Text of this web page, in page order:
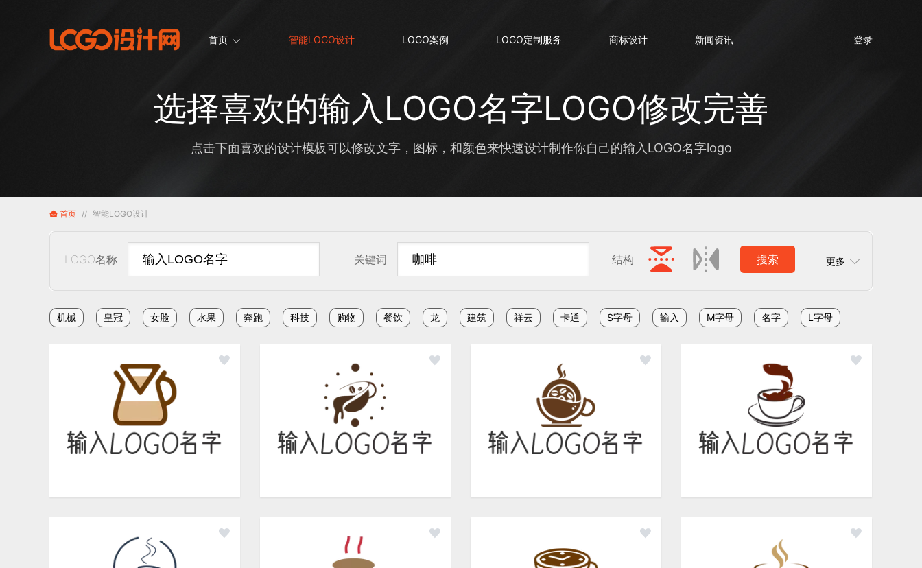
首页 智能LOGO设计 LOGO案例 LOGO定制服务 商标设计 新闻资讯 登录
选择喜欢的输入LOGO名字LOGO修改完善
点击下面喜欢的设计模板可以修改文字，图标，和颜色来快速设计制作你自己的输入LOGO名字logo
首页 // 智能LOGO设计
LOGO名称 关键词 结构 搜索 更多
机械 皇冠 女脸 水果 奔跑 科技 购物 餐饮 龙 建筑 祥云 卡通 S字母 输入 M字母 名字 L字母